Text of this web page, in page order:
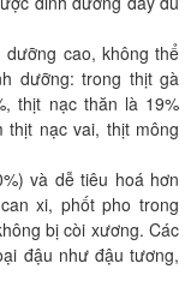
cao, không thể
dưỡng: trong thịt gà
thịt nạc thăn là 19%
nạc vai, thịt mông
và dễ tiêu hoá hơn
xi, phốt pho trong
bị còi xương. Các
đậu như đậu tương,